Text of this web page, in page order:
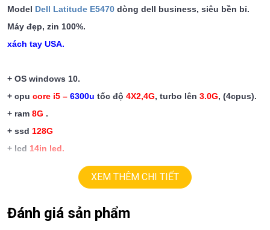
Model Dell Latitude E5470 dòng dell business, siêu bền bỉ.
Máy đẹp, zin 100%.
xách tay USA.
+ OS windows 10.
+ cpu core i5 – 6300u tốc độ 4X2,4G, turbo lên 3.0G, (4cpus).
+ ram 8G .
+ ssd 128G
+ lcd 14in led.
, upto4G.
HDMI, webcam, usb 3.0.
XEM THÊM CHI TIẾT
Đánh giá sản phẩm